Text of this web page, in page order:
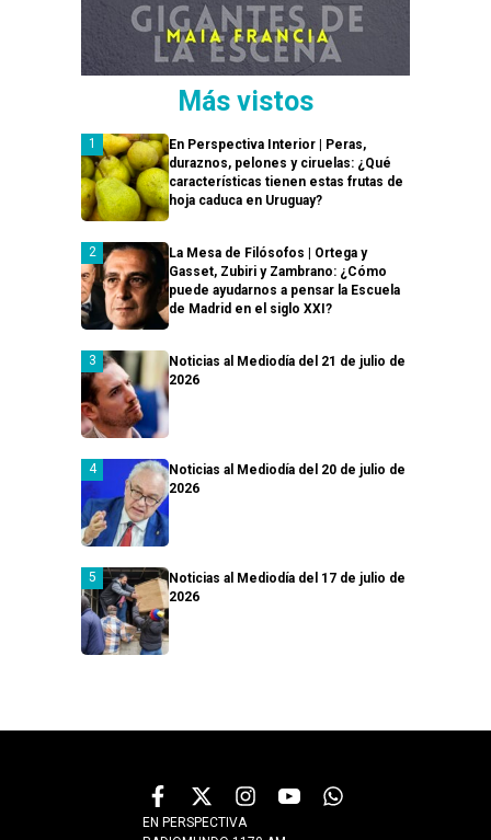
Más vistos
En Perspectiva Interior | Peras,
duraznos, pelones y ciruelas: ¿Qué
características tienen estas frutas de
hoja caduca en Uruguay?
La Mesa de Filósofos | Ortega y
Gasset, Zubiri y Zambrano: ¿Cómo
puede ayudarnos a pensar la Escuela
de Madrid en el siglo XXI?
Noticias al Mediodía del 21 de julio de
2026
Noticias al Mediodía del 20 de julio de
2026
Noticias al Mediodía del 17 de julio de
2026
EN PERSPECTIVA